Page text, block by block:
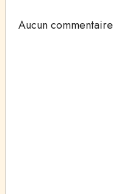
Aucun commentaire